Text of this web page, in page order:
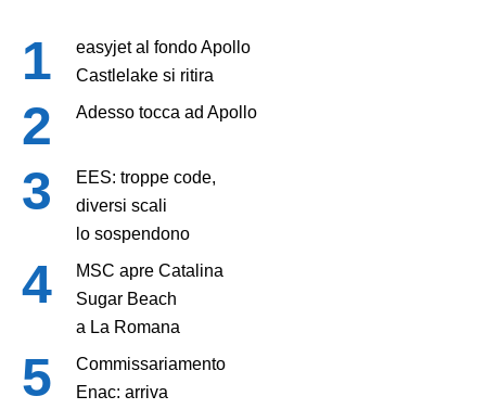
easyjet al fondo Apollo
Castlelake si ritira
Adesso tocca ad Apollo
EES: troppe code,
diversi scali
lo sospendono
MSC apre Catalina
Sugar Beach
a La Romana
Commissariamento
Enac: arriva